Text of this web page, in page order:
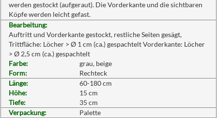
werden gestockt (aufgeraut). Die Vorderkante und die sichtbaren
Köpfe werden leicht gefast.
Bearbeitung:
Auftritt und Vorderkante gestockt, restliche Seiten gesägt,
Trittfläche: Löcher > Ø 1 cm (ca.) gespachtelt Vorderkante: Löcher
> Ø 2,5 cm (ca.) gespachtelt
Farbe:
grau, beige
Form:
Rechteck
Länge:
60-180 cm
Höhe:
15 cm
Tiefe:
35 cm
Verpackung:
Palette